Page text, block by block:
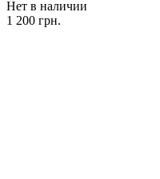
Нет в наличии
1 200 грн.